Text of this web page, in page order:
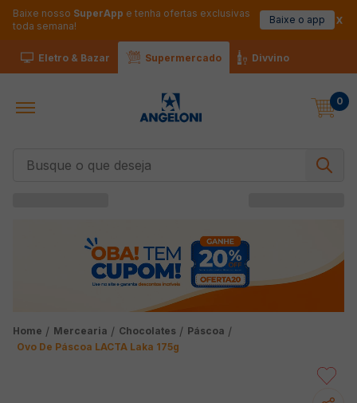
Baixe nosso SuperApp e tenha ofertas exclusivas
toda semana!
Baixe o app
Eletro & Bazar Supermercado Divvino
0
Mercearia Chocolates
Páscoa
Ovo De Páscoa LACTA Laka 175g